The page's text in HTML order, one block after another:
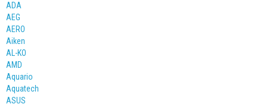
ADA
AEG
AERO
Aiken
AL-KO
AMD
Aquario
Aquatech
ASUS